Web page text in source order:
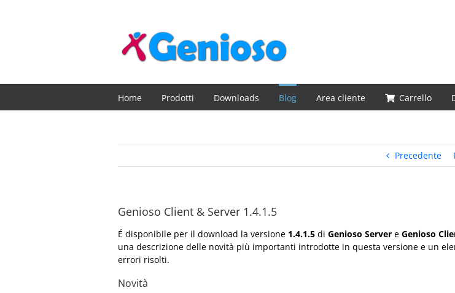
Home Prodotti Downloads Blog Area cliente Carrello
Precedente
Genioso Client & Server 1.4.1.5
É disponibile per il download la versione 1.4.1.5 di Genioso Server e Genioso
una descrizione delle novità più importanti introdotte in questa versione e un
errori risolti.
Novità